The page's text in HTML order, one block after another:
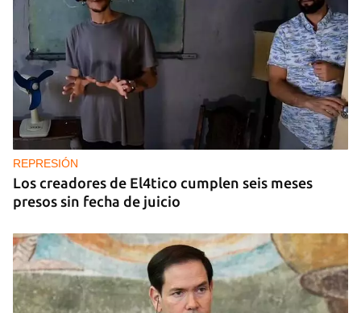
REPRESIÓN
Los creadores de El4tico cumplen seis meses
presos sin fecha de juicio